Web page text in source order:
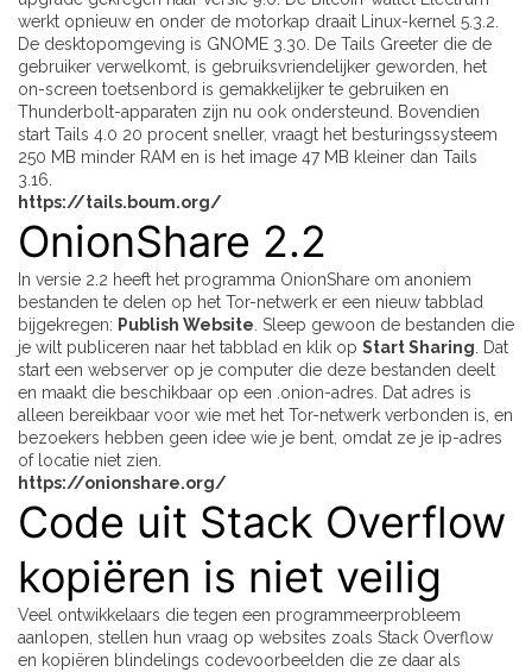
werkt opnieuw en onder de motorkap draait Linux-kernel 5.3.2.
De desktopomgeving is GNOME 3.30. De Tails Greeter die de
gebruiker verwelkomt, is gebruiksvriendelijker geworden, het
on-screen toetsenbord is gemakkelijker te gebruiken en
Thunderbolt-apparaten zijn nu ook ondersteund. Bovendien
start Tails 4.0 20 procent sneller, vraagt het besturingssysteem
250 MB minder RAM en is het image 47 MB kleiner dan Tails
3.16.
https://tails.boum.org/
OnionShare 2.2
In versie 2.2 heeft het programma OnionShare om anoniem
bestanden te delen op het Tor-netwerk er een nieuw tabblad
bijgekregen: Publish Website. Sleep gewoon de bestanden die
je wilt publiceren naar het tabblad en klik op Start Sharing. Dat
start een webserver op je computer die deze bestanden deelt
en maakt die beschikbaar op een .onion-adres. Dat adres is
alleen bereikbaar voor wie met het Tor-netwerk verbonden is, en
bezoekers hebben geen idee wie je bent, omdat ze je ip-adres
of locatie niet zien.
https://onionshare.org/
Code uit Stack Overflow
kopiëren is niet veilig
Veel ontwikkelaars die tegen een programmeerprobleem
aanlopen, stellen hun vraag op websites zoals Stack Overflow
en kopiëren blindelings codevoorbeelden die ze daar als